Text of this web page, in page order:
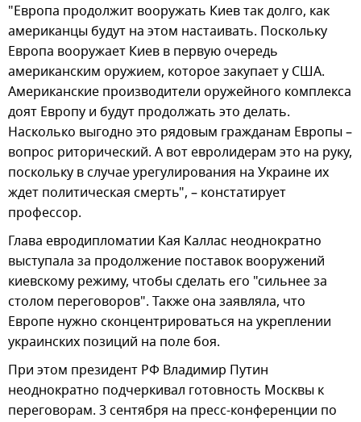
"Европа продолжит вооружать Киев так долго, как
американцы будут на этом настаивать. Поскольку
Европа вооружает Киев в первую очередь
американским оружием, которое закупает у США.
Американские производители оружейного комплекса
доят Европу и будут продолжать это делать.
Насколько выгодно это рядовым гражданам Европы –
вопрос риторический. А вот евролидерам это на руку,
поскольку в случае урегулирования на Украине их
ждет политическая смерть", – констатирует
профессор.
Глава евродипломатии Кая Каллас неоднократно
выступала за продолжение поставок вооружений
киевскому режиму, чтобы сделать его "сильнее за
столом переговоров". Также она заявляла, что
Европе нужно сконцентрироваться на укреплении
украинских позиций на поле боя.
При этом президент РФ Владимир Путин
неоднократно подчеркивал готовность Москвы к
переговорам. 3 сентября на пресс-конференции по